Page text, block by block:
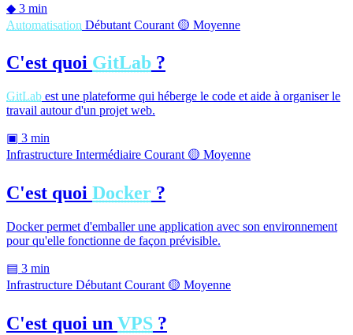
◆ 3 min
Automatisation Débutant Courant 🟡 Moyenne
C'est quoi GitLab ?
GitLab est une plateforme qui héberge le code et aide à organiser le
travail autour d'un projet web.
▣ 3 min
Infrastructure Intermédiaire Courant 🟡 Moyenne
C'est quoi Docker ?
Docker permet d'emballer une application avec son environnement
pour qu'elle fonctionne de façon prévisible.
▤ 3 min
Infrastructure Débutant Courant 🟡 Moyenne
C'est quoi un VPS ?